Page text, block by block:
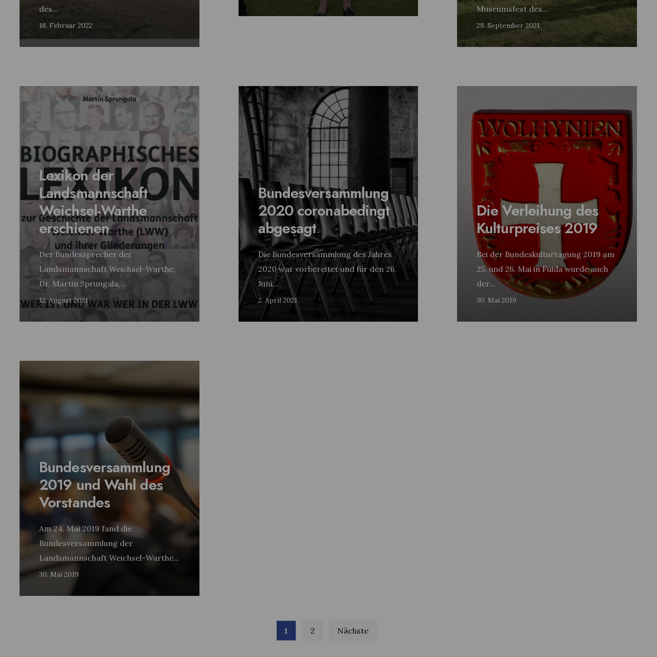
des...
18. Februar 2022
Museumsfest des...
29. September 2021
Lexikon der
Landsmannschaft
Weichsel-Warthe
erschienen
Der Bundessprecher der
Landsmannschaft Weichsel-Warthe,
Dr. Martin Sprungala,...
12. August 2021
Bundesversammlung
2020 coronabedingt
abgesagt
Die Bundesversammlung des Jahres
2020 war vorbereitet und für den 26.
Juni...
2. April 2021
Die Verleihung des
Kulturpreises 2019
Bei der Bundeskulturtagung 2019 am
25. und 26. Mai in Fulda wurde auch
der...
30. Mai 2019
Bundesversammlung
2019 und Wahl des
Vorstandes
Am 24. Mai 2019 fand die
Bundesversammlung der
Landsmannschaft Weichsel-Warthe...
30. Mai 2019
1 2 Nächste